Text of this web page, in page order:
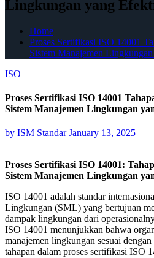
Lingkungan yang
Home
Proses Sertifikasi ISO 14001
Sistem Manajemen
ISO
Proses Sertifikasi ISO 14001
Sistem Manajemen Lingkungan
by ISM Standar January 13, 2025
Proses Sertifikasi ISO 14001:
Sistem Manajemen Lingkungan
ISO 14001 adalah standar
Lingkungan (SML) yang bertujuan
dampak lingkungan dari
ISO 14001 menunjukkan bahwa
manajemen lingkungan sesuai
tahapan dalam proses sertifikasi ISO